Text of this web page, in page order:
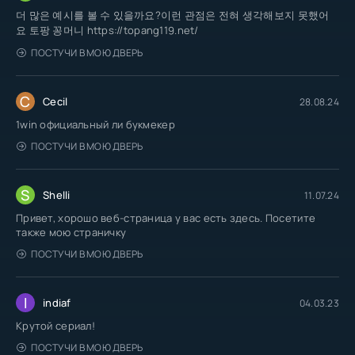
더 많은 예시를 볼 수 있을까요?이런 관점은 전혀 생각해보지 못했어
요 토팡 꽁머니 https://topang119.net/
ПОСТУЧИ В МОЮ ДВЕРЬ
C Cecil 28.08.24
1win официальный ли букмекер
ПОСТУЧИ В МОЮ ДВЕРЬ
S Shelli 11.07.24
Привет, хорошо веб-страница у вас есть здесь. Посетите
также мою страничку
ПОСТУЧИ В МОЮ ДВЕРЬ
I indiaf 04.03.23
Крутой сериал!
ПОСТУЧИ В МОЮ ДВЕРЬ